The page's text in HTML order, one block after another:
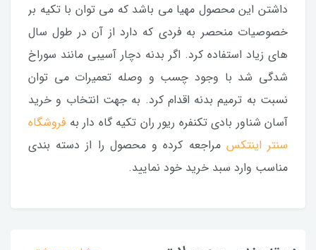
داشتن این محصول مهیا می باشد که می توان با تکیه بر
خصوصیات منحصر به فردی که دارد از آن در طول سال
های زیاد استفاده کرد. اگر بدنه دچار آسیبی مانند سوراخ
شدگی شد با وجود چسب و وصله تعمیرات می توان
نسبت به ترمیم بدنه اقدام کرد. به جهت انتخاب و خرید
آسان شناور بادی تکنفره ریور ران تکیه گاه دار به فروشگاه
سنتر اینتکس مراجعه کرده و محصول را از دسته بندی
مناسب وارد سبد خرید خود نمایید.